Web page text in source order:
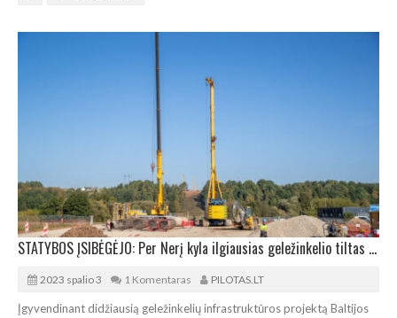
STATYBOS ĮSIBĖGĖJO: Per Nerį kyla ilgiausias geležinkelio tiltas Baltijos šalyse
2023 spalio 3 1 Komentaras PILOTAS.LT
Įgyvendinant didžiausią geležinkelių infrastruktūros projektą Baltijos